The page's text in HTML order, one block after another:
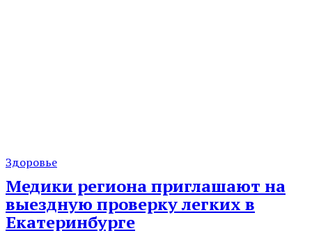
Здоровье
Медики региона приглашают на
выездную проверку легких в
Екатеринбурге